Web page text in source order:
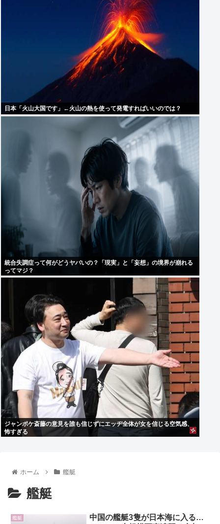
日本「火山大国です」←火山の熱を使って発電すればいいのでは？
統合失調症って何がどうヤバいの？「現実」と「妄想」の境界が崩れる
ってマジ？
ジャンポケ斎藤の意見を誰も信じずにエッヂ全体が女を信じる空気感、
怖すぎる
ホーム 艦艇
艦艇
艦艇
中国の艦艇3隻が日本海に入る…